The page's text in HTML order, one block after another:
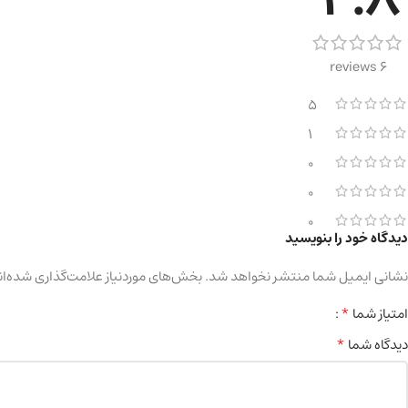
6 reviews
5
1
0
0
0
دیدگاه خود را بنویسید
نشانی ایمیل شما منتشر نخواهد شد.بخش‌های موردنیاز علامت‌گذاری
امتیاز شما*
دیدگاه شما*